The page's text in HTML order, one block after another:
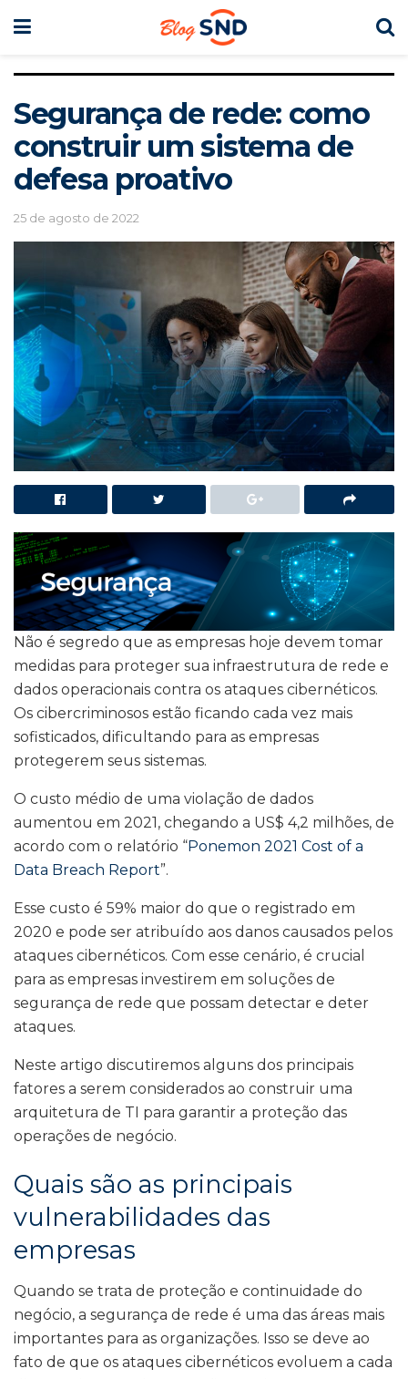
Segurança de rede: como
construir um sistema de
defesa proativo
25 de agosto de 2022
Não é segredo que as empresas hoje devem tomar
medidas para proteger sua infraestrutura de rede e
dados operacionais contra os ataques cibernéticos.
Os cibercriminosos estão ficando cada vez mais
sofisticados, dificultando para as empresas
protegerem seus sistemas.
O custo médio de uma violação de dados
aumentou em 2021, chegando a US$ 4,2 milhões, de
acordo com o relatório “Ponemon 2021 Cost of a
Data Breach Report”.
Esse custo é 59% maior do que o registrado em
2020 e pode ser atribuído aos danos causados pelos
ataques cibernéticos. Com esse cenário, é crucial
para as empresas investirem em soluções de
segurança de rede que possam detectar e deter
ataques.
Neste artigo discutiremos alguns dos principais
fatores a serem considerados ao construir uma
arquitetura de TI para garantir a proteção das
operações de negócio.
Quais são as principais
vulnerabilidades das
empresas
Quando se trata de proteção e continuidade do
negócio, a segurança de rede é uma das áreas mais
importantes para as organizações. Isso se deve ao
fato de que os ataques cibernéticos evoluem a cada